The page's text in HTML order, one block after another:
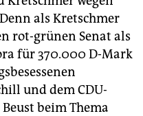
als Kretschmer
rot-grünen Senat als
für 370.000 D-Mark
und dem CDU-
beim Thema